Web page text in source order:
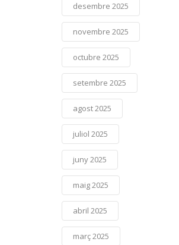
desembre 2025
novembre 2025
octubre 2025
setembre 2025
agost 2025
juliol 2025
juny 2025
maig 2025
abril 2025
març 2025